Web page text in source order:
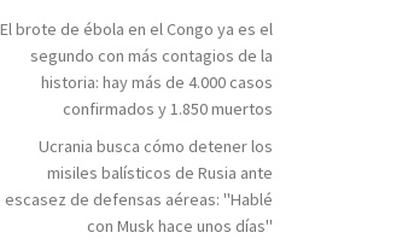
El brote de ébola en el Congo ya es el
segundo con más contagios de la
historia: hay más de 4.000 casos
confirmados y 1.850 muertos
Ucrania busca cómo detener los
misiles balísticos de Rusia ante
escasez de defensas aéreas: "Hablé
con Musk hace unos días"